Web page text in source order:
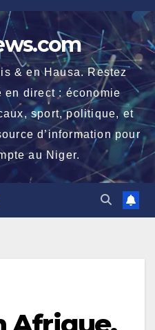
& en Hausa. Restez
en direct : économie
sport, politique, et
d’information pour
au Niger.